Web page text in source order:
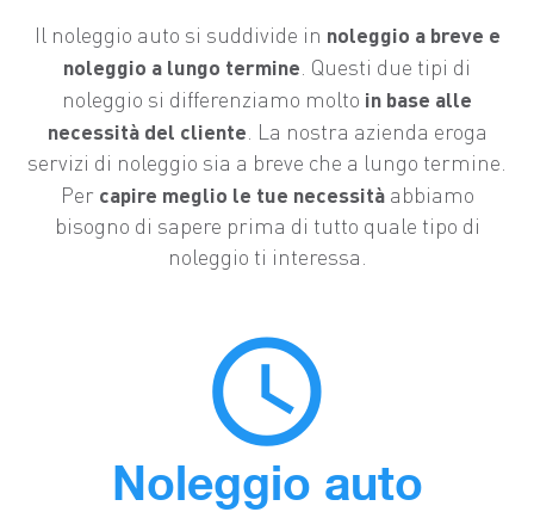
Il noleggio auto si suddivide in noleggio a breve e
noleggio a lungo termine . Questi due tipi di
noleggio si differenziamo molto in base alle
necessità del cliente . La nostra azienda eroga
servizi di noleggio sia a breve che a lungo termine.
Per capire meglio le tue necessitàabbiamo
bisogno di sapere prima di tutto quale tipo di
noleggio ti interessa.
access_time
Noleggio auto